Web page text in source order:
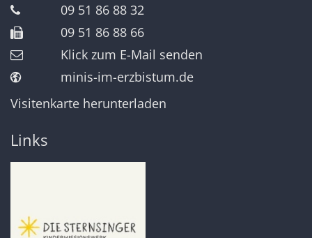
09 51 86 88 32
09 51 86 88 66
Klick zum E-Mail senden
minis-im-erzbistum.de
Visitenkarte herunterladen
Links